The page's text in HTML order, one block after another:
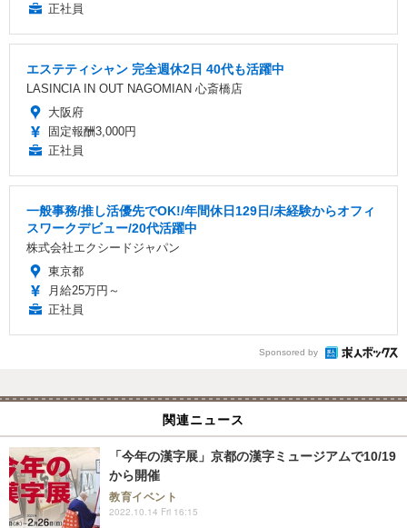
正社員
エステティシャン 完全週休2日 40代も活躍中
LASINCIA IN OUT NAGOMIAN 心斎橋店
大阪府
固定報酬3,000円
正社員
一般事務/推し活優先でOK!/年間休日129日/未経験からオフィ
スワークデビュー/20代活躍中
株式会社エクシードジャパン
東京都
月給25万円～
正社員
Sponsored by
関連ニュース
「今年の漢字展」京都の漢字ミュージアムで10/19
から開催
教育イベント
2022.10.14 Fri 16:15